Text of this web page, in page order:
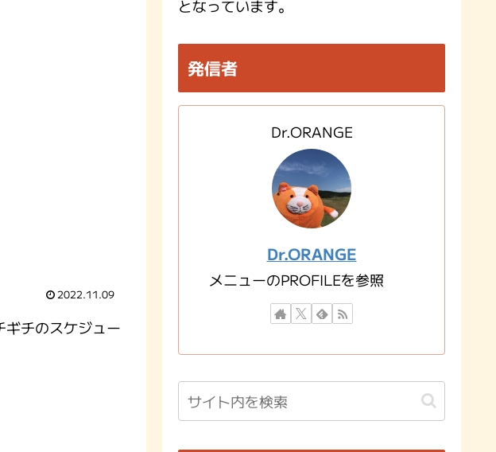
2022.11.09
チのスケジュー
となっています。
発信者
Dr.ORANGE
Dr.ORANGE
メニューのPROFILEを参照